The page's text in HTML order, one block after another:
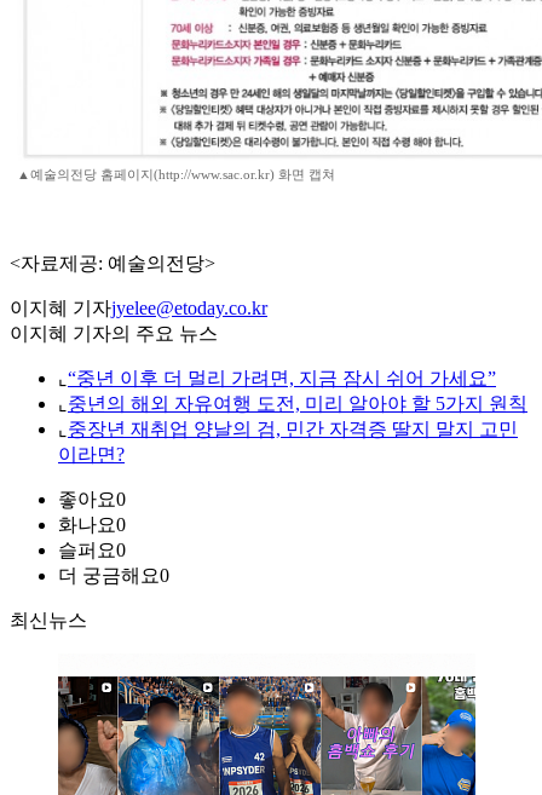
▲예술의전당 홈페이지(http://www.sac.or.kr) 화면 캡쳐
<자료제공: 예술의전당>
이지혜 기자jyelee@etoday.co.kr
이지혜 기자의 주요 뉴스
⌞ “중년 이후 더 멀리 가려면, 지금 잠시 쉬어 가세요”
⌞ 중년의 해외 자유여행 도전, 미리 알아야 할 5가지 원칙
⌞ 중장년 재취업 양날의 검, 민간 자격증 딸지 말지 고민
이라면?
좋아요0
화나요0
슬퍼요0
더 궁금해요0
최신뉴스